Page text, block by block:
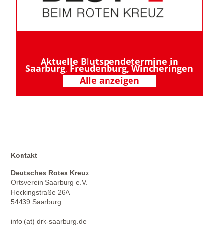
Aktuelle Blutspendetermine in
Saarburg, Freudenburg, Wincheringen
Alle anzeigen
Kontakt
Deutsches Rotes Kreuz
Ortsverein Saarburg e.V.
Heckingstraße 26A
54439 Saarburg
info (at) drk-saarburg.de